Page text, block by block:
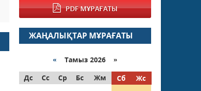
PDF МҰРАҒАТЫ
ЖАҢАЛЫҚТАР МҰРАҒАТЫ
« Тамыз 2026 »
Дс
Сс Ср Бс Жм Сб
Жс